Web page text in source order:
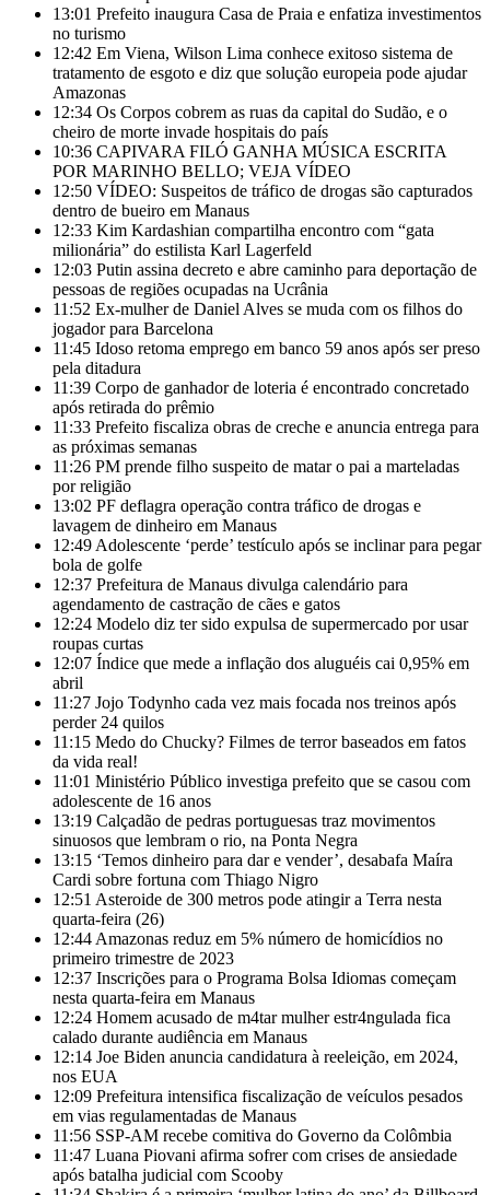
13:01 Prefeito inaugura Casa de Praia e enfatiza investimentos
no turismo
12:42 Em Viena, Wilson Lima conhece exitoso sistema de
tratamento de esgoto e diz que solução europeia pode ajudar
Amazonas
12:34 Os Corpos cobrem as ruas da capital do Sudão, e o
cheiro de morte invade hospitais do país
10:36 CAPIVARA FILÓ GANHA MÚSICA ESCRITA
POR MARINHO BELLO; VEJA VÍDEO
12:50 VÍDEO: Suspeitos de tráfico de drogas são capturados
dentro de bueiro em Manaus
12:33 Kim Kardashian compartilha encontro com “gata
milionária” do estilista Karl Lagerfeld
12:03 Putin assina decreto e abre caminho para deportação de
pessoas de regiões ocupadas na Ucrânia
11:52 Ex-mulher de Daniel Alves se muda com os filhos do
jogador para Barcelona
11:45 Idoso retoma emprego em banco 59 anos após ser preso
pela ditadura
11:39 Corpo de ganhador de loteria é encontrado concretado
após retirada do prêmio
11:33 Prefeito fiscaliza obras de creche e anuncia entrega para
as próximas semanas
11:26 PM prende filho suspeito de matar o pai a marteladas
por religião
13:02 PF deflagra operação contra tráfico de drogas e
lavagem de dinheiro em Manaus
12:49 Adolescente ‘perde’ testículo após se inclinar para pegar
bola de golfe
12:37 Prefeitura de Manaus divulga calendário para
agendamento de castração de cães e gatos
12:24 Modelo diz ter sido expulsa de supermercado por usar
roupas curtas
12:07 Índice que mede a inflação dos aluguéis cai 0,95% em
abril
11:27 Jojo Todynho cada vez mais focada nos treinos após
perder 24 quilos
11:15 Medo do Chucky? Filmes de terror baseados em fatos
da vida real!
11:01 Ministério Público investiga prefeito que se casou com
adolescente de 16 anos
13:19 Calçadão de pedras portuguesas traz movimentos
sinuosos que lembram o rio, na Ponta Negra
13:15 ‘Temos dinheiro para dar e vender’, desabafa Maíra
Cardi sobre fortuna com Thiago Nigro
12:51 Asteroide de 300 metros pode atingir a Terra nesta
quarta-feira (26)
12:44 Amazonas reduz em 5% número de homicídios no
primeiro trimestre de 2023
12:37 Inscrições para o Programa Bolsa Idiomas começam
nesta quarta-feira em Manaus
12:24 Homem acusado de m4tar mulher estr4ngulada fica
calado durante audiência em Manaus
12:14 Joe Biden anuncia candidatura à reeleição, em 2024,
nos EUA
12:09 Prefeitura intensifica fiscalização de veículos pesados
em vias regulamentadas de Manaus
11:56 SSP-AM recebe comitiva do Governo da Colômbia
11:47 Luana Piovani afirma sofrer com crises de ansiedade
após batalha judicial com Scooby